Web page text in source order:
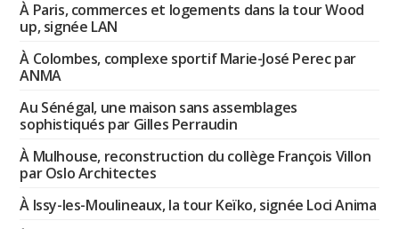
À Paris, commerces et logements dans la tour Wood
up, signée LAN
À Colombes, complexe sportif Marie-José Perec par
ANMA
Au Sénégal, une maison sans assemblages
sophistiqués par Gilles Perraudin
À Mulhouse, reconstruction du collège François Villon
par Oslo Architectes
À Issy-les-Moulineaux, la tour Keïko, signée Loci Anima